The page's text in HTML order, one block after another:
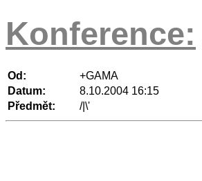
Konference:
Od:
+GAMA
Datum:
8.10.2004 16:15
Předmět:
/|\'